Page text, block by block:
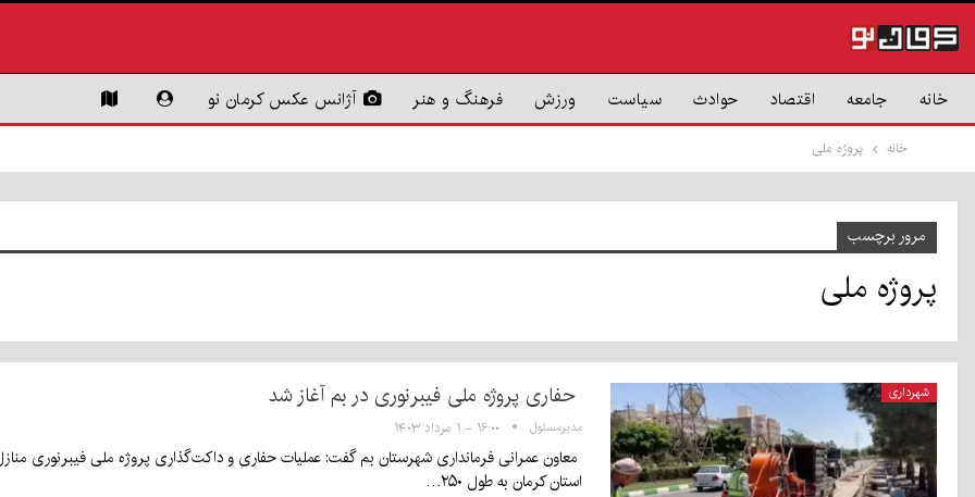
خانه جامعه اقتصاد حوادث سیاست ورزش فرهنگ و هنر آژانس عکس کرمان نو
خانه پروژه ملی
مرور برچسب
پروژه ملی
شهرداری حفاری پروژه ملی فیبرنوری در بم آغاز شد
مدیرمسئول ۱۶:۰۰ - ۱ مرداد ۱۴۰۳
استان کرمان به طول ۲۵۰…